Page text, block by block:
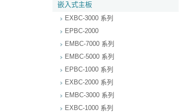
嵌入式主板
EXBC-3000 系列
EPBC-2000
EMBC-7000 系列
EMBC-5000 系列
EPBC-1000 系列
EXBC-2000 系列
EMBC-3000 系列
EXBC-1000 系列